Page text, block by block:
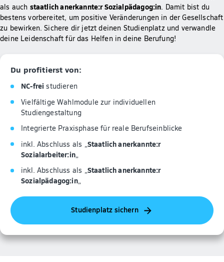
als auch staatlich anerkannte:r Sozialpädagog:in. Damit bist du
bestens vorbereitet, um positive Veränderungen in der Gesellschaft
zu bewirken. Sichere dir jetzt deinen Studienplatz und verwandle
deine Leidenschaft für das Helfen in deine Berufung!
Du profitierst von:
NC-frei studieren
Vielfältige Wahlmodule zur individuellen
Studiengestaltung
Integrierte Praxisphase für reale Berufseinblicke
inkl. Abschluss als „Staatlich anerkannte:r
Sozialarbeiter:in„
inkl. Abschluss als „Staatlich anerkannte:r
Sozialpädagog:in„
Studienplatz sichern